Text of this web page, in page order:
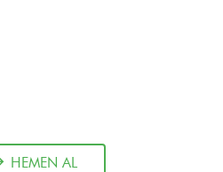
HEMEN AL